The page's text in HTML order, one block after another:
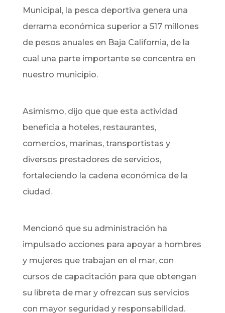
Municipal, la pesca deportiva genera una
derrama económica superior a 517 millones
de pesos anuales en Baja California, de la
cual una parte importante se concentra en
nuestro municipio.
Asimismo, dijo que que esta actividad
beneficia a hoteles, restaurantes,
comercios, marinas, transportistas y
diversos prestadores de servicios,
fortaleciendo la cadena económica de la
ciudad.
Mencionó que su administración ha
impulsado acciones para apoyar a hombres
y mujeres que trabajan en el mar, con
cursos de capacitación para que obtengan
su libreta de mar y ofrezcan sus servicios
con mayor seguridad y responsabilidad.